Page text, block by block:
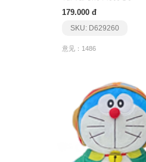
179.000 đ
SKU: D629260
意见：1486